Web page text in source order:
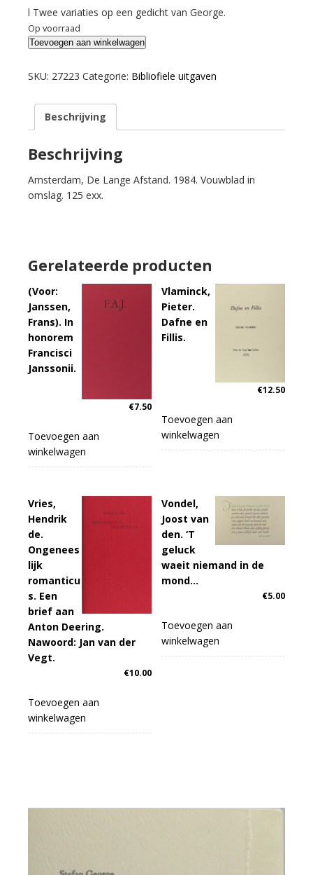
l Twee variaties op een gedicht van George.
Op voorraad
George,
Oskar
&
Wiel
De
van
de
Toevoegen aan winkelwagen
SKU: 27223 Categorie: Bibliofiele uitgaven
Beschrijving
Beschrijving
Amsterdam, De Lange Afstand. 1984. Vouwblad in
omslag. 125 exx.
Gerelateerde producten
(Voor:
Janssen,
Frans). In
honorem
Francisci
Janssonii.
€7.50
Toevoegen aan
winkelwagen
Vlaminck,
Pieter.
Dafne en
Fillis.
€12.50
Toevoegen aan
winkelwagen
Vries,
Hendrik
de.
Ongenees
lijk
romanticu
s. Een
brief aan
Anton Deering.
Nawoord: Jan van der
Vegt.
€10.00
Toevoegen aan
winkelwagen
Vondel,
Joost van
den. ‘T
geluck
waeit niemand in de
mond…
€5.00
Toevoegen aan
winkelwagen